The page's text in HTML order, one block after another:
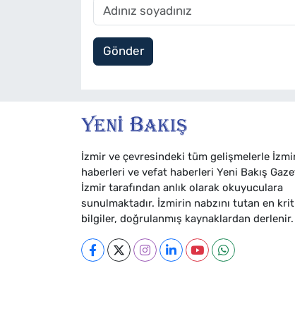
Gönder
İzmir ve çevresindeki tüm gelişmelerle
haberleri ve vefat haberleri Yeni Bakış
İzmir tarafından anlık olarak okuyuculara
sunulmaktadır. İzmirin nabzını tutan en
bilgiler, doğrulanmış kaynaklardan derlenir.